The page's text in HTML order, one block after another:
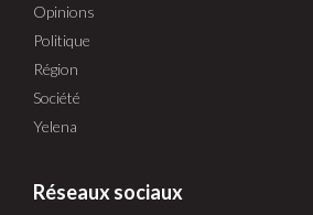
Opinions
Politique
Région
Société
Yelena
Réseaux sociaux